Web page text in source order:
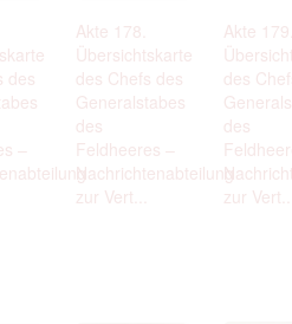
des
–
Akte 178.
Übersichtskarte
des Chefs des
Generalstabes
des
Feldheeres –
Nachrichtenabteilung
zur Vert...
Akte
des
des
zur